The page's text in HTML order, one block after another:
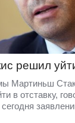
решил
Мартиньш
в отставку,